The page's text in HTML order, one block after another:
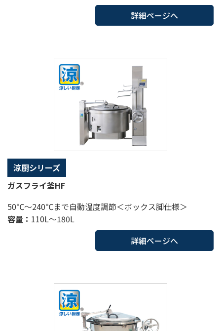
詳細ページへ
涼厨シリーズ
ガスフライ釜HF
50℃～240℃まで自動温度調節＜ボックス脚仕様＞
容量： 110L～180L
詳細ページへ